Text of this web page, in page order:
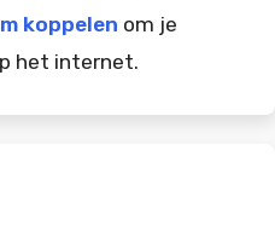
koppelen om je
het internet.